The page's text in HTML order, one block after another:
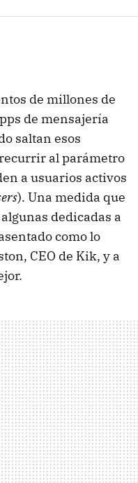
de millones de
de mensajería
saltan esos
al parámetro
a usuarios activos
). Una medida que
dedicadas a
como lo
CEO de Kik, y a